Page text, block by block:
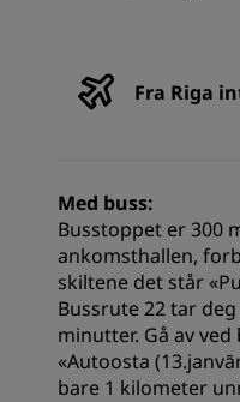
Fra Riga
Med buss:
Busstoppet er 300
ankomsthallen,
skiltene det står
Bussrute 22 tar
minutter. Gå av
«Autoosta
bare 1 kilometer